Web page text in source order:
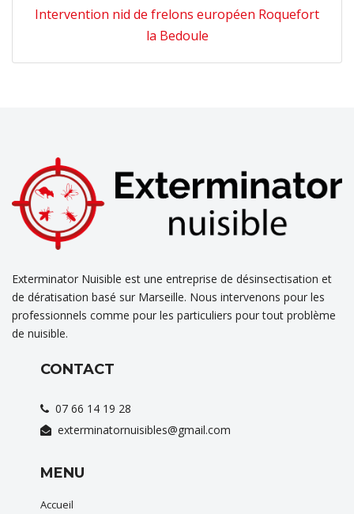
Intervention nid de frelons européen Roquefort
la Bedoule
Exterminator Nuisible est une entreprise de désinsectisation et
de dératisation basé sur Marseille. Nous intervenons pour les
professionnels comme pour les particuliers pour tout problème
de nuisible.
CONTACT
07 66 14 19 28
exterminatornuisibles@gmail.com
MENU
Accueil